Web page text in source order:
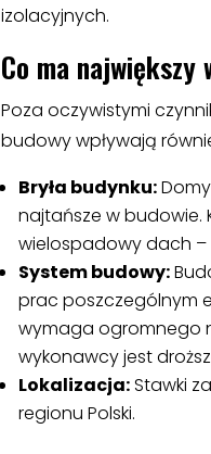
izolacyjnych.
Co ma największy
Poza oczywistymi
budowy wpływają
Bryła budynku:
najtańsze w budowie.
wielospadowy dach
System budowy:
prac poszczególnym
wymaga ogromnego
wykonawcy jest
Lokalizacja:Stawki
regionu Polski.